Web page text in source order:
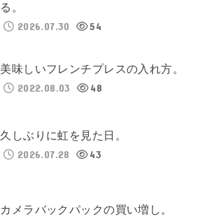
る。
2026.07.30
54
美味しいフレンチプレスの入れ方。
2022.08.03
48
久しぶりに虹を見た日。
2026.07.28
43
カメラバックパックの買い増し。